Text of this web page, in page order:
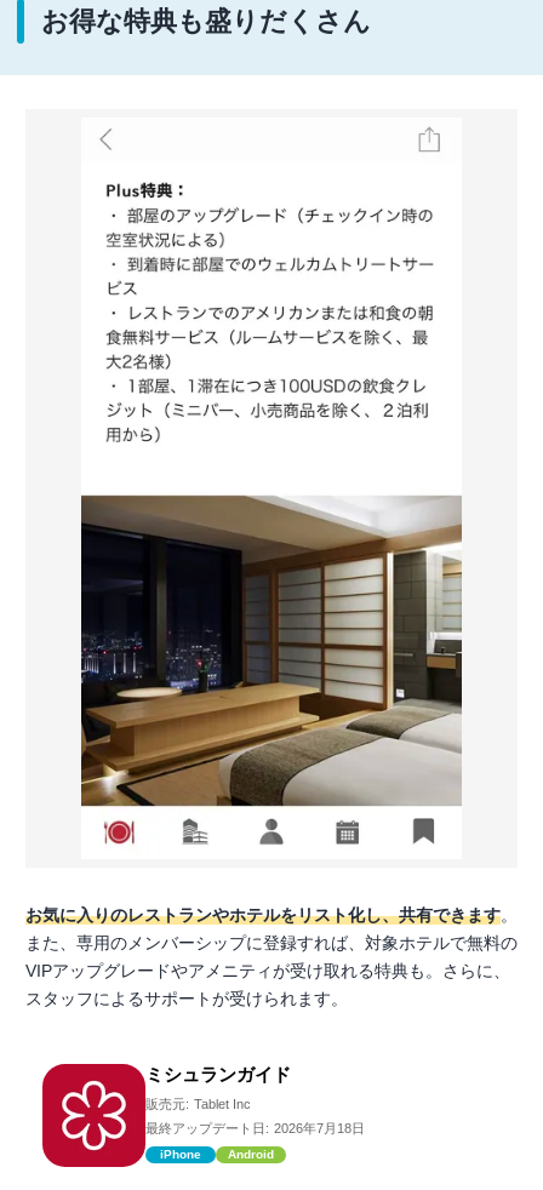
お得な特典も盛りだくさん
お気に入りのレストランやホテルをリスト化し、共有できます。
また、専用のメンバーシップに登録すれば、対象ホテルで無料の
VIPアップグレードやアメニティが受け取れる特典も。さらに、
スタッフによるサポートが受けられます。
ミシュランガイド
販売元: Tablet Inc
最終アップデート日: 2026年7月18日
iPhone Android